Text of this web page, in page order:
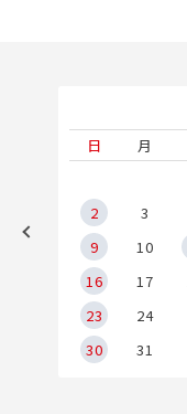
日
月
2
3
9
10
16
17
23
24
30
31